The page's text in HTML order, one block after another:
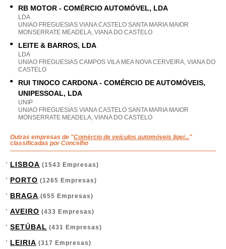
RB MOTOR - COMÉRCIO AUTOMÓVEL, LDA
LDA
UNIAO FREGUESIAS VIANA CASTELO SANTA MARIA MAIOR
MONSERRATE MEADELA, VIANA DO CASTELO
LEITE & BARROS, LDA
LDA
UNIAO FREGUESIAS CAMPOS VILA MEA NOVA CERVEIRA, VIANA DO
CASTELO
RUI TINOCO CARDONA - COMÉRCIO DE AUTOMÓVEIS,
UNIPESSOAL, LDA
UNIP
UNIAO FREGUESIAS VIANA CASTELO SANTA MARIA MAIOR
MONSERRATE MEADELA, VIANA DO CASTELO
Outras empresas de "Comércio de veículos automóveis ligei..."
classificadas por Concelho
LISBOA (1543 Empresas)
PORTO (1265 Empresas)
BRAGA (655 Empresas)
AVEIRO (433 Empresas)
SETÚBAL (431 Empresas)
LEIRIA (317 Empresas)